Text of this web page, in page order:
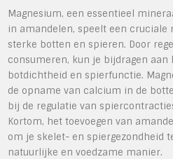
Magnesium, een essentieel
in amandelen, speelt een
sterke botten en spieren. Door
consumeren, kun je bijdragen aan
botdichtheid en spierfunctie.
de opname van calcium in de
bij de regulatie van
Kortom, het toevoegen van
om je skelet- en spiergezondheid
natuurlijke en voedzame manier.